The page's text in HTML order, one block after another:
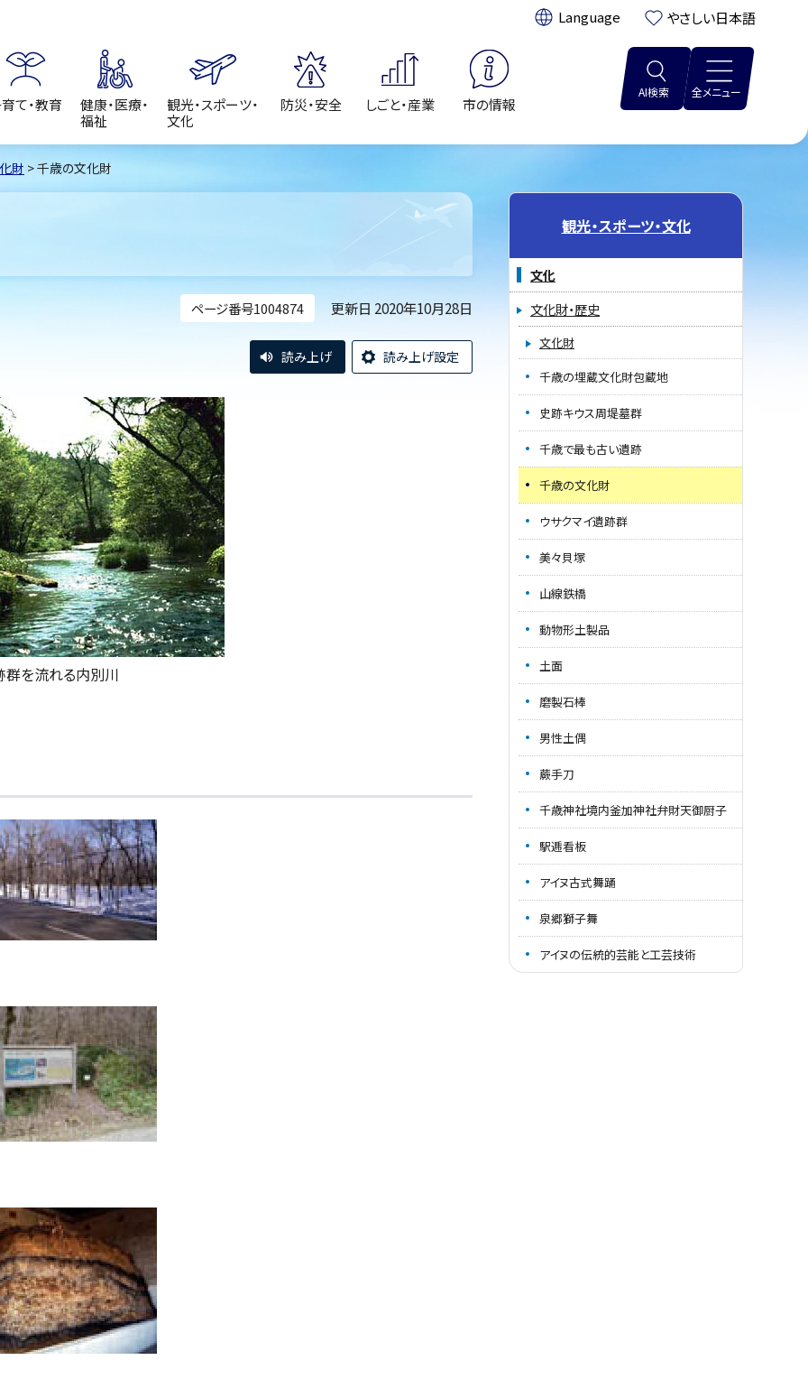
翻訳: やさしい日本語
て・教育
健康・医療・
福祉
観光・スポーツ・
文化
防災・安全 しごと・産業 市の情報
AI検索 全メニュー
財 > 千歳の文化財
ページ番号1004874 更新日 2020年10月28日
読み上げ 読み上げ設定
群を流れる内別川
観光・スポーツ・文化
文化
文化財・歴史
文化財
千歳の埋蔵文化財包蔵地
史跡キウス周堤墓群
千歳で最も古い遺跡
千歳の文化財
ウサクマイ遺跡群
美々貝塚
山線鉄橋
動物形土製品
土面
磨製石棒
男性土偶
蕨手刀
千歳神社境内釜加神社弁財天御厨子
駅逓看板
アイヌ古式舞踊
泉郷獅子舞
アイヌの伝統的芸能と工芸技術